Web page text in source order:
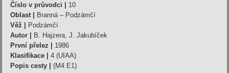
Číslo v průvodci |
10
Oblast |
Branná – Podzámčí­
Věž |
Podzámčí­
Autor |
B. Hajzera, J. Jakubí­ček
První přelez |
1986
Klasifikace |
4 (UIAA)
Popis cesty |
(M4 E1)